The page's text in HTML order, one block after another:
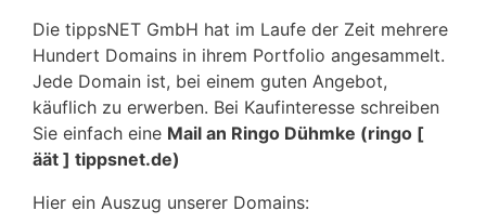
Die tippsNET GmbH hat im Laufe der Zeit mehrere
Hundert Domains in ihrem Portfolio angesammelt.
Jede Domain ist, bei einem guten Angebot,
käuflich zu erwerben. Bei Kaufinteresse schreiben
Sie einfach eine Mail an Ringo Dühmke (ringo [
äät ] tippsnet.de)
Hier ein Auszug unserer Domains: